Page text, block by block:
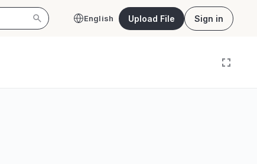
English Upload File Sign in